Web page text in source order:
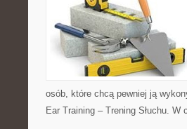
osób, które chcą pewniej ją
Ear Training – Trening Słuchu.